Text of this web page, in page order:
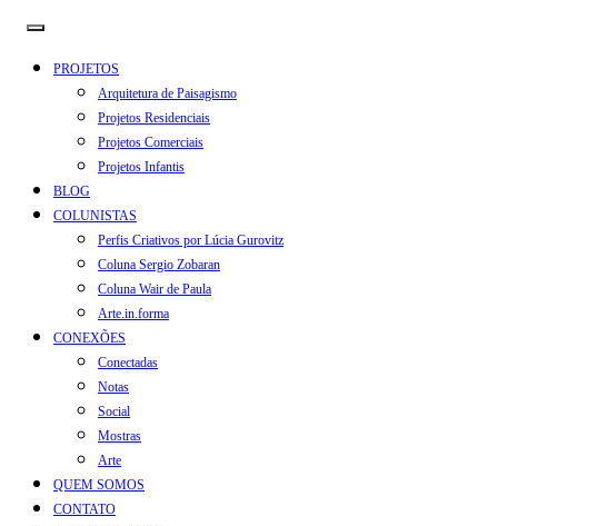
PROJETOS
Arquitetura de Paisagismo
Projetos Residenciais
Projetos Comerciais
Projetos Infantis
BLOG
COLUNISTAS
Perfis Criativos por Lúcia Gurovitz
Coluna Sergio Zobaran
Coluna Wair de Paula
Arte.in.forma
CONEXÕES
Conectadas
Notas
Social
Mostras
Arte
QUEM SOMOS
CONTATO